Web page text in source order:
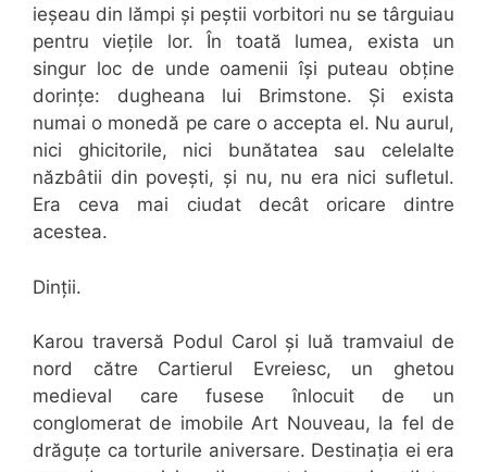
ieșeau din lămpi și peștii vorbitori nu se târguiau
pentru viețile lor. În toată lumea, exista un
singur loc de unde oamenii își puteau obține
dorințe: dugheana lui Brimstone. Și exista
numai o monedă pe care o accepta el. Nu aurul,
nici ghicitorile, nici bunătatea sau celelalte
năzbâtii din povești, și nu, nu era nici sufletul.
Era ceva mai ciudat decât oricare dintre
acestea.
Dinții.
Karou traversă Podul Carol și luă tramvaiul de
nord către Cartierul Evreiesc, un ghetou
medieval care fusese înlocuit de un
conglomerat de imobile Art Nouveau, la fel de
drăguțe ca torturile aniversare. Destinația ei era